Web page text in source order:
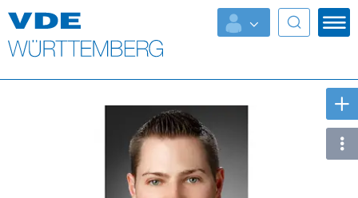
Top Themen
Fokusthemen
AI & Digital Trust